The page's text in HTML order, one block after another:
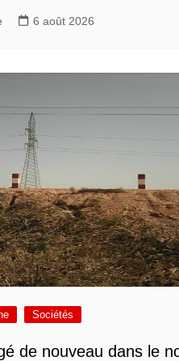
6 août 2026
Sociétés
de nouveau dans le